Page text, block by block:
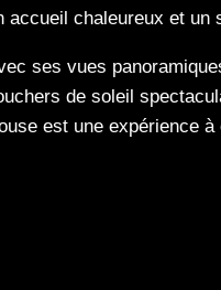
accueil chaleureux et un
ses vues
de soleil
est une expérience